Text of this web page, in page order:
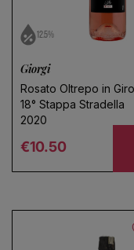
12.5%
Giorgi
Rosato Oltrepo in Giro
18° Stappa Stradella
2020
Regular price
€10.50